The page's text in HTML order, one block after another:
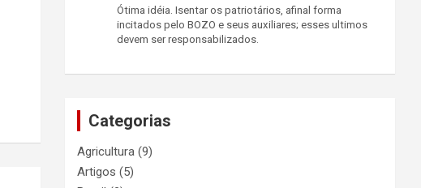
Ótima idéia. Isentar os patriotários, afinal forma
incitados pelo BOZO e seus auxiliares; esses ultimos
devem ser responsabilizados.
Categorias
Agricultura (9)
Artigos (5)